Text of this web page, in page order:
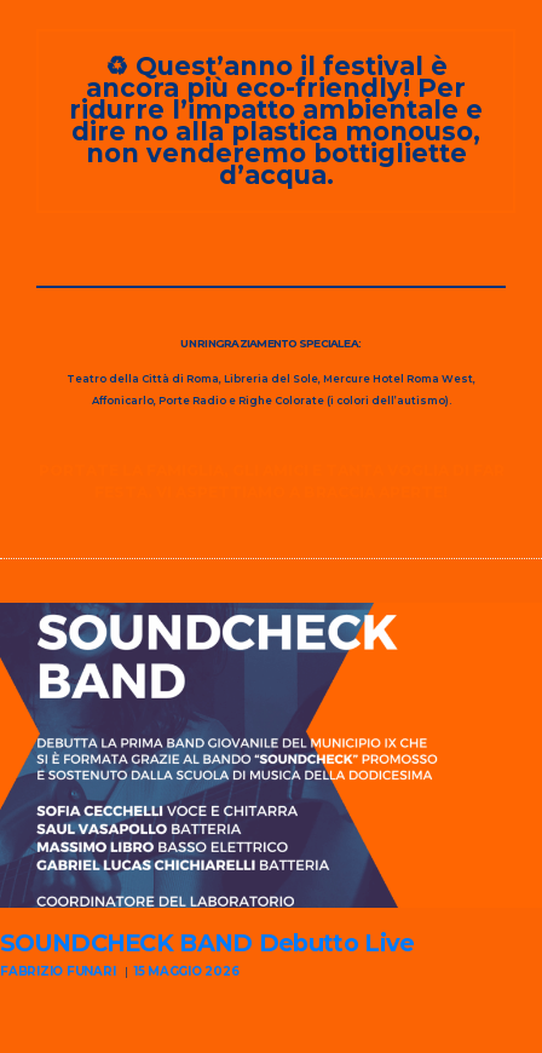
♻️ Quest’anno il festival è
ancora più eco-friendly! Per
ridurre l’impatto ambientale e
dire no alla plastica monouso,
non venderemo bottigliette
d’acqua.
UN RINGRAZIAMENTO SPECIALE A:
Teatro della Città di Roma, Libreria del Sole, Mercure Hotel Roma West,
Affonicarlo, Porte Radio e Righe Colorate (i colori dell’autismo).
SOUNDCHECK BAND Debutto Live
FABRIZIO FUNARI 15 MAGGIO 2026